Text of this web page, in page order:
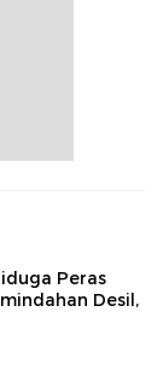
Peras
Desil,